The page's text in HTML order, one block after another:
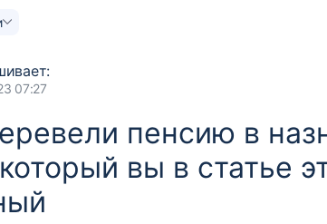
07:27
пенсию в
вы в статье